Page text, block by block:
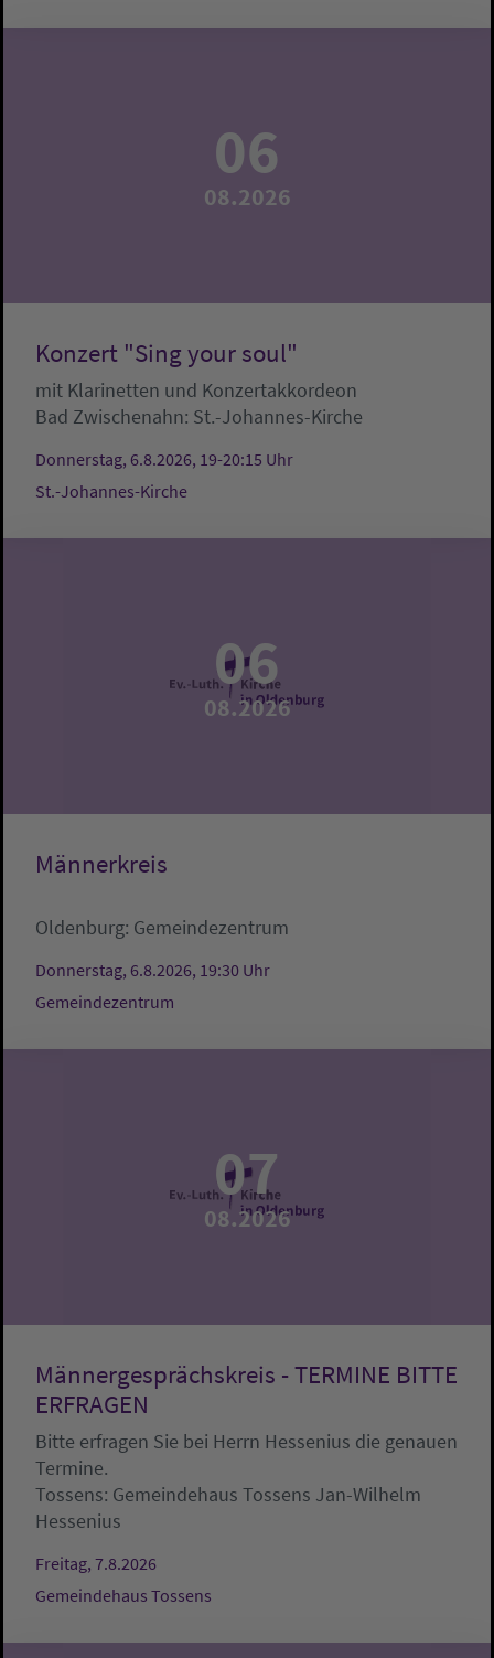
06
08.2026
Konzert "Sing your soul"
mit Klarinetten und Konzertakkordeon
Bad Zwischenahn: St.-Johannes-Kirche
Donnerstag, 6.8.2026, 19-20:15 Uhr
St.-Johannes-Kirche
06
08.2026
Männerkreis
Oldenburg: Gemeindezentrum
Donnerstag, 6.8.2026, 19:30 Uhr
Gemeindezentrum
07
08.2026
Männergesprächskreis - TERMINE BITTE
ERFRAGEN
Bitte erfragen Sie bei Herrn Hessenius die genauen
Termine.
Tossens: Gemeindehaus Tossens Jan-Wilhelm
Hessenius
Freitag, 7.8.2026
Gemeindehaus Tossens